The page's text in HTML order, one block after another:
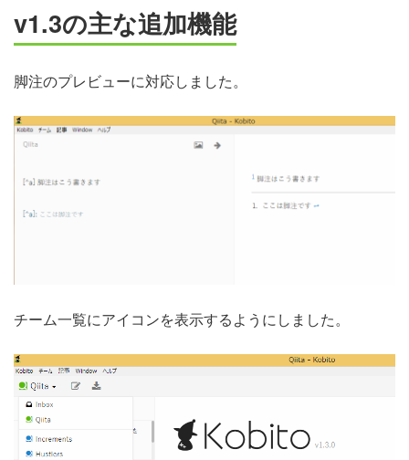
v1.3の主な追加機能
脚注のプレビューに対応しました。
チーム一覧にアイコンを表示するようにしました。